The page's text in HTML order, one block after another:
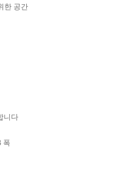
한 공간
니다
폭